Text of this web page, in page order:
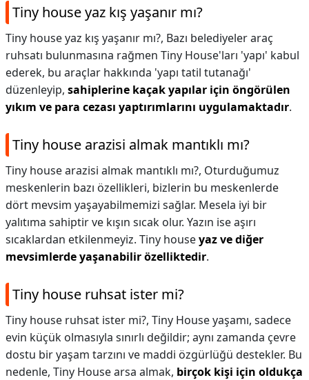
Tiny house yaz kış yaşanır mı?
Tiny house yaz kış yaşanır mı?, Bazı belediyeler araç
ruhsatı bulunmasına rağmen Tiny House'ları 'yapı' kabul
ederek, bu araçlar hakkında 'yapı tatil tutanağı'
düzenleyip, sahiplerine kaçak yapılar için öngörülen
yıkım ve para cezası yaptırımlarını uygulamaktadır.
Tiny house arazisi almak mantıklı mı?
Tiny house arazisi almak mantıklı mı?, Oturduğumuz
meskenlerin bazı özellikleri, bizlerin bu meskenlerde
dört mevsim yaşayabilmemizi sağlar. Mesela iyi bir
yalıtıma sahiptir ve kışın sıcak olur. Yazın ise aşırı
sıcaklardan etkilenmeyiz. Tiny houseyaz ve diğer
mevsimlerde yaşanabilir özelliktedir.
Tiny house ruhsat ister mi?
Tiny house ruhsat ister mi?, Tiny House yaşamı, sadece
evin küçük olmasıyla sınırlı değildir; aynı zamanda çevre
dostu bir yaşam tarzını ve maddi özgürlüğü destekler. Bu
nedenle, Tiny House arsa almak, birçok kişi için oldukça